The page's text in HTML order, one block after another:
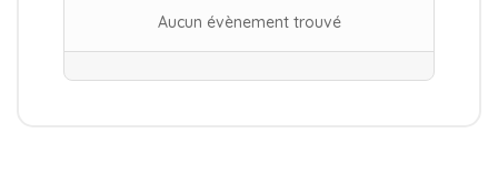
Aucun évènement trouvé